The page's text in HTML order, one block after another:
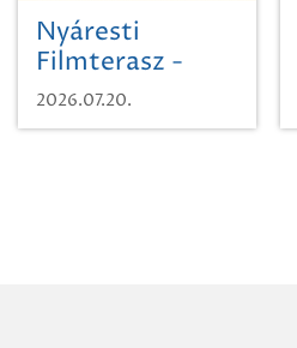
Nyáresti
Filmterasz -
Beugró a
Paradicsomba
2026.07.20.